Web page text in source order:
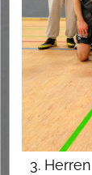
3. Herren